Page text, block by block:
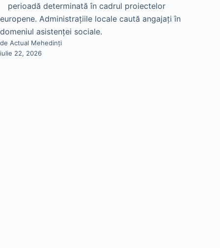
perioadă determinată în cadrul proiectelor
europene. Administrațiile locale caută angajați în
domeniul asistenței sociale.
de Actual Mehedinți
iulie 22, 2026